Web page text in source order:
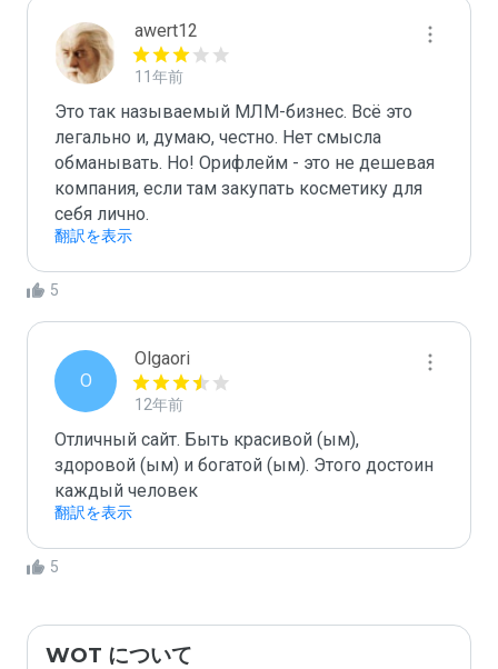
awert12
11年前
Это так называемый МЛМ-бизнес. Всё это
легально и, думаю, честно. Нет смысла
обманывать. Но! Орифлейм - это не дешевая
компания, если там закупать косметику для
себя лично.
翻訳を表示
5
O
Olgaori
12年前
Отличный сайт. Быть красивой (ым),
здоровой (ым) и богатой (ым). Этого достоин
каждый человек
翻訳を表示
5
WOT について